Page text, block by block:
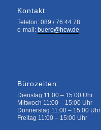
Kontakt
Telefon: 089 / 76 44 78
e-mail: buero@hcw.de
Bürozeiten:
Dienstag 11:00 – 15:00 Uhr
Mittwoch 11:00 – 15:00 Uhr
Donnerstag 11:00 – 15:00 Uhr
Freitag 11:00 – 15:00 Uhr